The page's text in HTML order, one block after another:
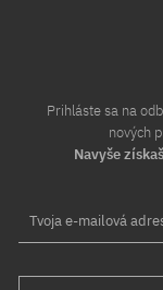
Prihláste sa na
nových
Navyše
Tvoja e-mailová